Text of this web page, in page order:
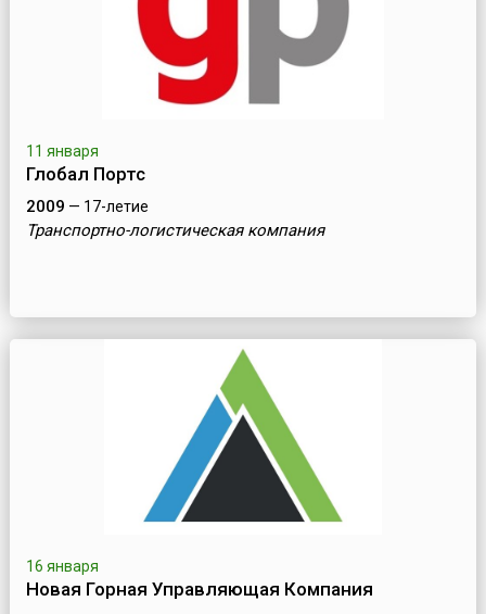
11 января
Глобал Портс
2009 — 17-летие
Транспортно-логистическая компания
16 января
Новая Горная Управляющая Компания